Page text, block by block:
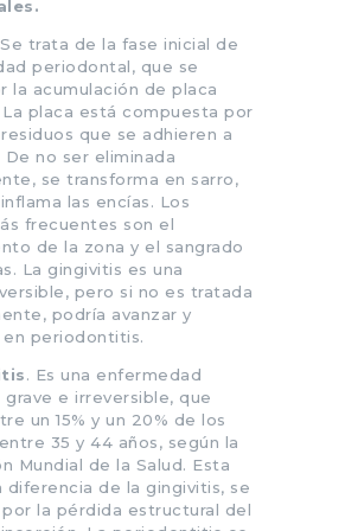
Se trata de la fase inicial de
periodontal, que se
la acumulación de placa
placa está compuesta por
que se adhieren a
no ser eliminada
se transforma en sarro,
las encías. Los
frecuentes son el
de la zona y el sangrado
La gingivitis es una
pero si no es tratada
podría avanzar y
periodontitis.
. Es una enfermedad
e irreversible, que
un 15% y un 20% de los
35 y 44 años, según la
Mundial de la Salud. Esta
diferencia de la gingivitis, se
la pérdida estructural del